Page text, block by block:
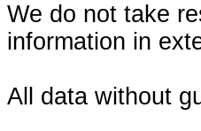
We do not take
information in
All data without